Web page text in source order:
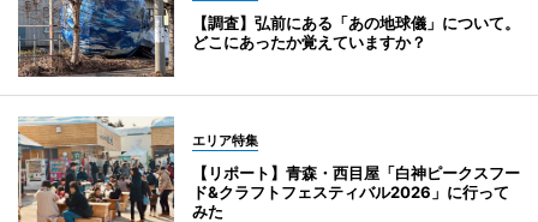
【調査】弘前にある「あの地球儀」について。
どこにあったか覚えていますか？
エリア特集
【リポート】青森・西目屋「白神ピークスフー
ド&クラフトフェスティバル2026」に行って
みた